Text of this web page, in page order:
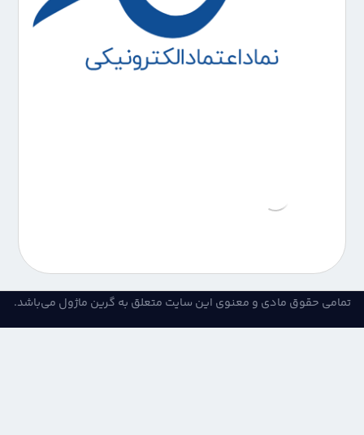
حقوق مادی و معنوی این سایت متعلق به گرین ماژول می‌باشد.